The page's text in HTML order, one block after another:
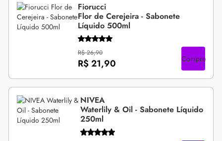
Fiorucci
Flor de Cerejeira - Sabonete
Líquido 500ml
R$ 26,90
R$ 21,90 Compre
NIVEA
Waterlily & Oil - Sabonete Líquido
250ml